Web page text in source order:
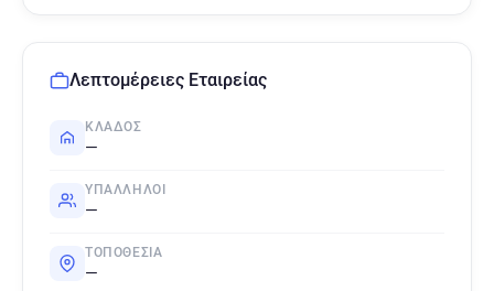
Λεπτομέρειες Εταιρείας
ΚΛΆΔΟΣ
—
ΥΠΆΛΛΗΛΟΙ
—
ΤΟΠΟΘΕΣΊΑ
—